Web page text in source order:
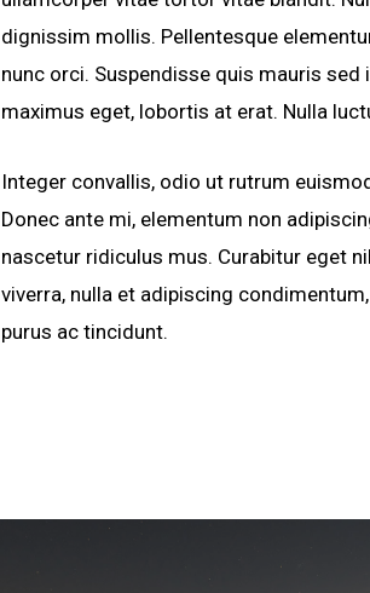
dignissim mollis. Pellentesque
nunc orci. Suspendisse quis mauris
maximus eget, lobortis at erat. Nulla
Integer convallis, odio ut rutrum
Donec ante mi, elementum non
nascetur ridiculus mus. Curabitur eget
viverra, nulla et adipiscing
purus ac tincidunt.